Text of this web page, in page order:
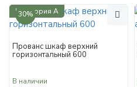
Категория А
30%
Прованс шкаф верхний
горизонтальный 600
В наличии